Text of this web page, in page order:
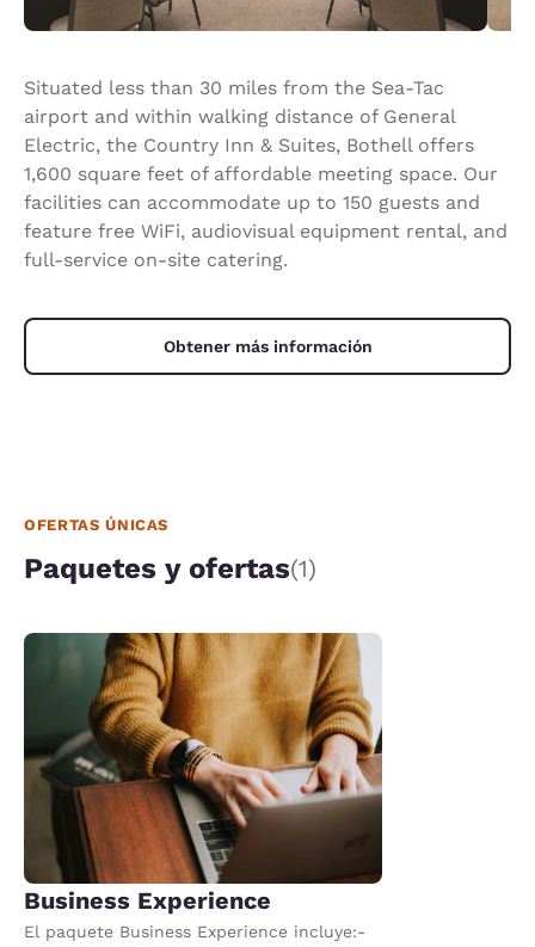
Situated less than 30 miles from the Sea-Tac
airport and within walking distance of General
Electric, the Country Inn & Suites, Bothell offers
1,600 square feet of affordable meeting space. Our
facilities can accommodate up to 150 guests and
feature free WiFi, audiovisual equipment rental, and
full-service on-site catering.
Obtener más información
OFERTAS ÚNICAS
Paquetes y ofertas(1)
Business Experience
El paquete Business Experience incluye:-